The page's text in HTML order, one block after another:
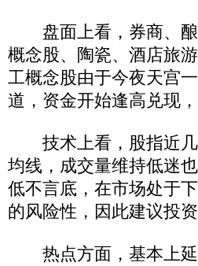
盘面上看，券商、酿
概念股、陶瓷、酒店旅
工概念股由于今夜天宫
道，资金开始逢高兑现
技术上看，股指近几
均线，成交量维持低迷
低不言底，在市场处于
的风险性，因此建议投
热点方面，基本上延